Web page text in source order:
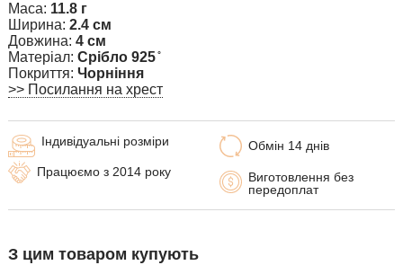
Маса: 11.8 г
Ширина: 2.4 см
Довжина: 4 см
Матеріал: Срібло 925 ̊
Покриття: Чорніння
>> Посилання на хрест
Обмін 14 днів
Виготовлення без
передоплат
Індивідуальні розміри
Працюємо з 2014 року
З цим товаром купують